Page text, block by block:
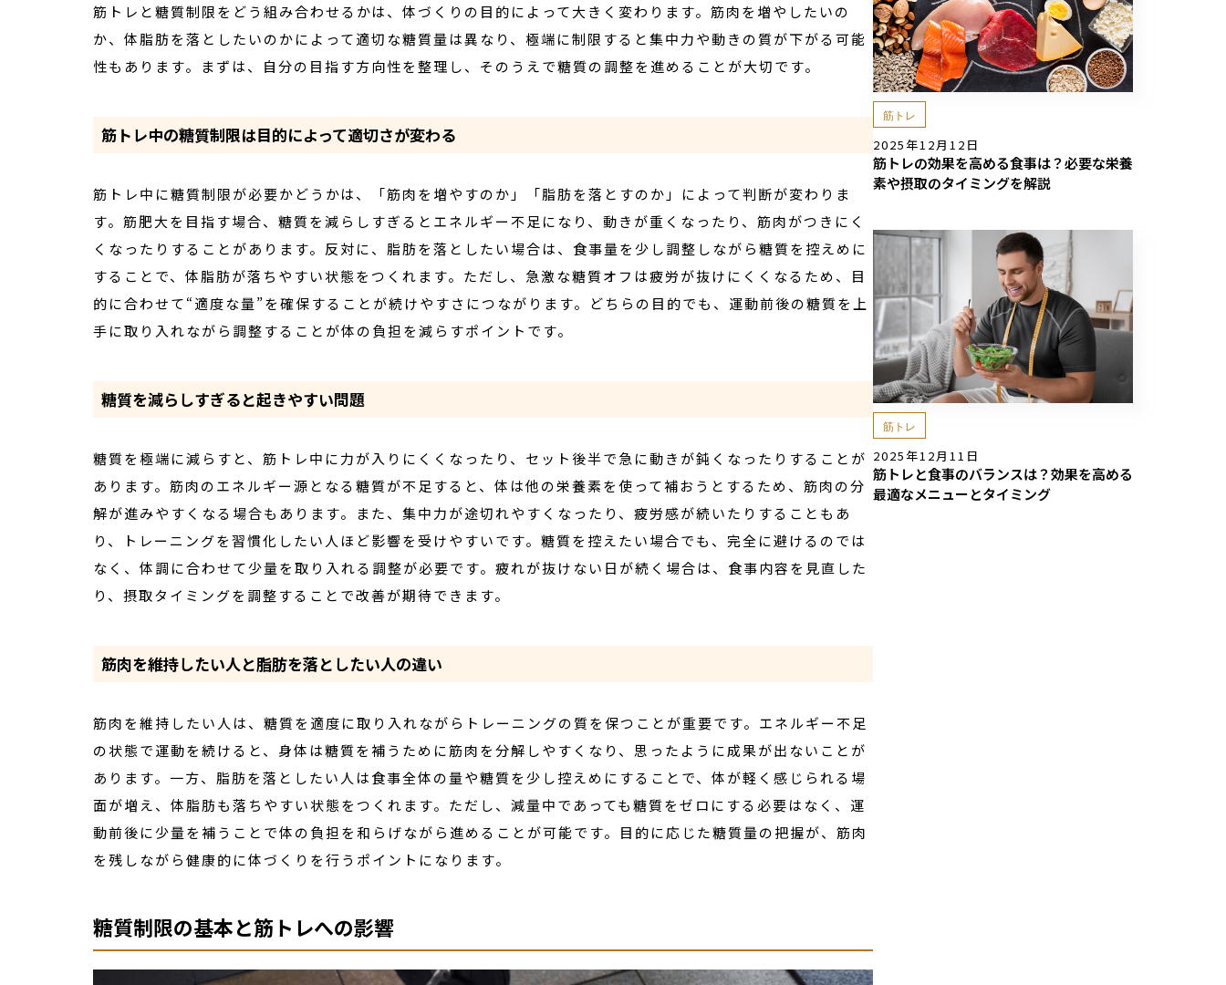
筋トレと糖質制限をどう組み合わせるかは、体づくりの目的によって大きく変わります。筋肉を増やしたいの
か、体脂肪を落としたいのかによって適切な糖質量は異なり、極端に制限すると集中力や動きの質が下がる可能
性もあります。まずは、自分の目指す方向性を整理し、そのうえで糖質の調整を進めることが大切です。
筋トレ中の糖質制限は目的によって適切さが変わる
筋トレ中に糖質制限が必要かどうかは、「筋肉を増やすのか」「脂肪を落とすのか」によって判断が変わりま
す。筋肥大を目指す場合、糖質を減らしすぎるとエネルギー不足になり、動きが重くなったり、筋肉がつきにく
くなったりすることがあります。反対に、脂肪を落としたい場合は、食事量を少し調整しながら糖質を控えめに
することで、体脂肪が落ちやすい状態をつくれます。ただし、急激な糖質オフは疲労が抜けにくくなるため、目
的に合わせて“適度な量”を確保することが続けやすさにつながります。どちらの目的でも、運動前後の糖質を上
手に取り入れながら調整することが体の負担を減らすポイントです。
糖質を減らしすぎると起きやすい問題
糖質を極端に減らすと、筋トレ中に力が入りにくくなったり、セット後半で急に動きが鈍くなったりすることが
あります。筋肉のエネルギー源となる糖質が不足すると、体は他の栄養素を使って補おうとするため、筋肉の分
解が進みやすくなる場合もあります。また、集中力が途切れやすくなったり、疲労感が続いたりすることもあ
り、トレーニングを習慣化したい人ほど影響を受けやすいです。糖質を控えたい場合でも、完全に避けるのでは
なく、体調に合わせて少量を取り入れる調整が必要です。疲れが抜けない日が続く場合は、食事内容を見直した
り、摂取タイミングを調整することで改善が期待できます。
筋肉を維持したい人と脂肪を落としたい人の違い
筋肉を維持したい人は、糖質を適度に取り入れながらトレーニングの質を保つことが重要です。エネルギー不足
の状態で運動を続けると、身体は糖質を補うために筋肉を分解しやすくなり、思ったように成果が出ないことが
あります。一方、脂肪を落としたい人は食事全体の量や糖質を少し控えめにすることで、体が軽く感じられる場
面が増え、体脂肪も落ちやすい状態をつくれます。ただし、減量中であっても糖質をゼロにする必要はなく、運
動前後に少量を補うことで体の負担を和らげながら進めることが可能です。目的に応じた糖質量の把握が、筋肉
を残しながら健康的に体づくりを行うポイントになります。
糖質制限の基本と筋トレへの影響
筋トレ
2025年12月12日
筋トレの効果を高める食事は？必要な栄養
素や摂取のタイミングを解説
筋トレ
2025年12月11日
筋トレと食事のバランスは？効果を高める
最適なメニューとタイミング